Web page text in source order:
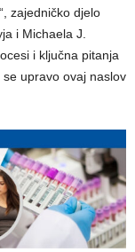
zajedničko djelo
i Michaela J.
i ključna pitanja
upravo ovaj naslov